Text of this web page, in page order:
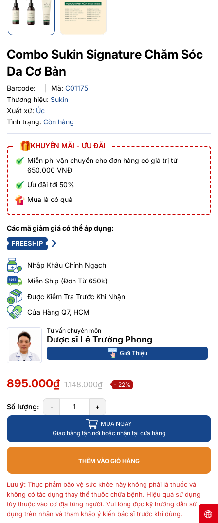
Combo Sukin Signature Chăm Sóc
Da Cơ Bản
Barcode: Mã: C01175
Thương hiệu: Sukin
Xuất xứ: Úc
Tình trạng: Còn hàng
KHUYẾN MÃI - ƯU ĐÃI
Miễn phí vận chuyển cho đơn hàng có giá trị từ
650.000 VNĐ
Ưu đãi tới 50%
Mua là có quà
Các mã giảm giá có thể áp dụng:
FREESHIP
Nhập Khẩu Chính Ngạch
Miễn Ship (Đơn Từ 650k)
Được Kiểm Tra Trước Khi Nhận
Cửa Hàng Q7, HCM
Tư vấn chuyên môn
Dược sĩ Lê Trường Phong
Giới Thiệu
895.000₫ 1.148.000₫ - 22%
Số lượng: - +
MUA NGAY
Giao hàng tận nơi hoặc nhận tại cửa hàng
THÊM VÀO GIỎ HÀNG
Lưu ý: Thực phẩm bảo vệ sức khỏe này không phải là thuốc và
không có tác dụng thay thế thuốc chữa bệnh. Hiệu quả sử dụng
tùy thuộc vào cơ địa từng người. Vui lòng đọc kỹ hướng dẫn sử
dụng trên nhãn và tham khảo ý kiến bác sĩ trước khi dùng.